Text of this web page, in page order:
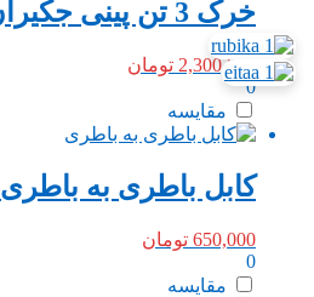
خرک 3 تن پینی جکیران
2,300,000 تومان
0
مقایسه
کابل باطری به باطری
650,000 تومان
0
مقایسه